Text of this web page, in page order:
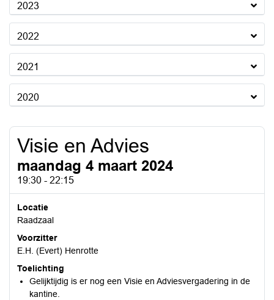
2023
2022
2021
2020
Visie en Advies
maandag 4 maart 2024
19:30 - 22:15
Locatie
Raadzaal
Voorzitter
E.H. (Evert) Henrotte
Toelichting
Gelijktijdig is er nog een Visie en Adviesvergadering in de
kantine.